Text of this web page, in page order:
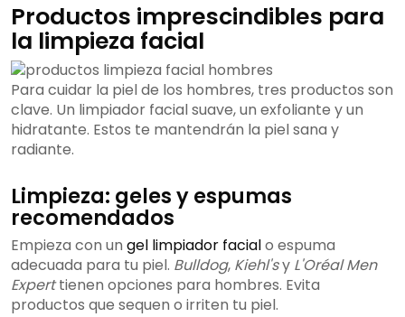
Productos imprescindibles para
la limpieza facial
Para cuidar la piel de los hombres, tres productos son
clave. Un limpiador facial suave, un exfoliante y un
hidratante. Estos te mantendrán la piel sana y
radiante.
Limpieza: geles y espumas
recomendados
Empieza con un gel limpiador facialo espuma
adecuada para tu piel. Bulldog, Kiehl'sy L'Oréal Men
Experttienen opciones para hombres. Evita
productos que sequen o irriten tu piel.